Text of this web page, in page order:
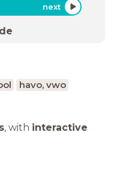
next
havo, vwo
, with interactive